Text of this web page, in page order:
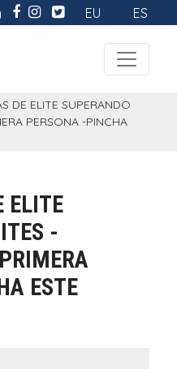
EU ES
DE ELITE SUPERANDO
PERSONA -PINCHA
ELITE
-
ESTE